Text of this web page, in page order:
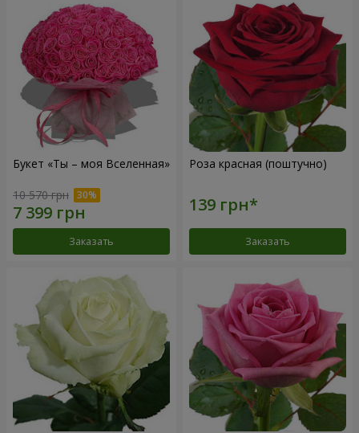
Букет «Ты – моя Вселенная»
10 570 грн
Заказать
Роза красная (поштучно)
Заказать